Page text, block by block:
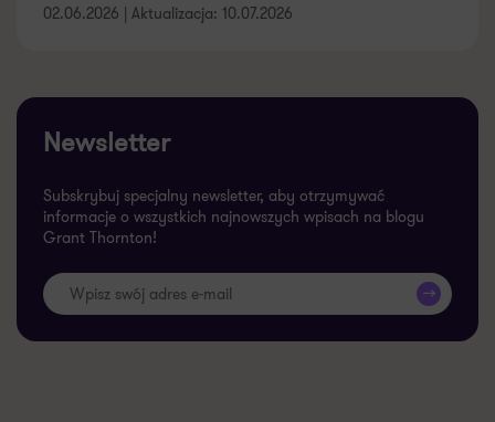
02.06.2026 | Aktualizacja: 10.07.2026
Newsletter
Subskrybuj specjalny newsletter, aby otrzymywać
informacje o wszystkich najnowszych wpisach na blogu
Grant Thornton!
>>